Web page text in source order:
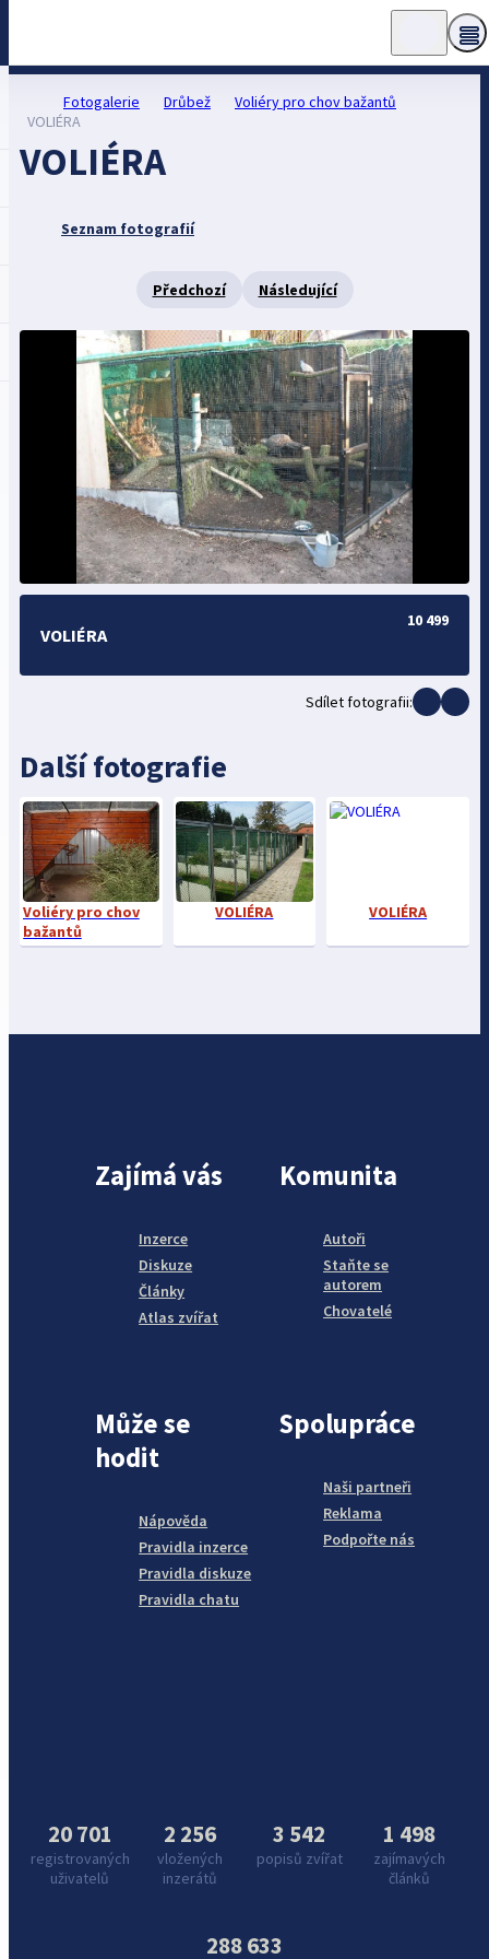
Fotogalerie Drůbež
Voliéry pro chov bažantů
VOLIÉRA
VOLIÉRA
Seznam fotografií
Předchozí Následující
VOLIÉRA
10 499
Sdílet fotografii:
Další fotografie
Voliéry pro chov
bažantů
VOLIÉRA VOLIÉRA
Zajímá vás
Inzerce
Diskuze
Články
Atlas zvířat
Komunita
Autoři
Staňte se
autorem
Chovatelé
Může se
hodit
Nápověda
Pravidla inzerce
Pravidla diskuze
Pravidla chatu
Spolupráce
Naši partneři
Reklama
Podpořte nás
20 701
registrovaných
uživatelů
2 256
vložených
inzerátů
3 542
popisů zvířat
1 498
zajímavých
článků
288 633